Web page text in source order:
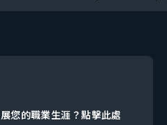
您的職業生涯？點擊此處